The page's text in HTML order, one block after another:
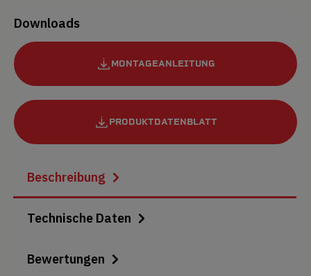
Downloads
MONTAGEANLEITUNG
PRODUKTDATENBLATT
Beschreibung
Technische Daten
Bewertungen